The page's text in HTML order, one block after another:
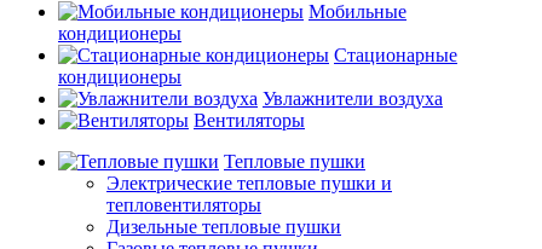
Мобильные
кондиционеры
Стационарные
кондиционеры
Увлажнители воздуха
Вентиляторы
Тепловые пушки
Электрические тепловые пушки и
тепловентиляторы
Дизельные тепловые пушки